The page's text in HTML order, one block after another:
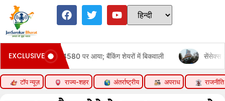
EXCLUSIVE
पर आया; बैंकिंग शेयरों में बिकवाली सेंसेक्स 300 अंक गिरकर
टॉप न्यूज़ राज्य-शहर अंतर्राष्ट्रीय अपराध राजनीति